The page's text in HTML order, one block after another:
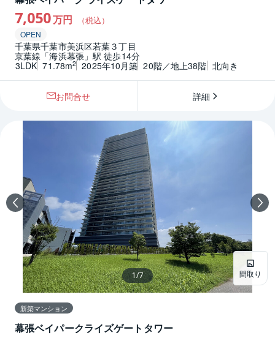
7,050万円 （税込）
OPEN
千葉県千葉市美浜区若葉３丁目
京葉線「海浜幕張」駅 徒歩14分
3LDK 71.78m2 2025年10月築 20階／地上38階 北向き
お問合せ 詳細
間取り
1 /7
新築マンション
幕張ベイパークライズゲートタワー